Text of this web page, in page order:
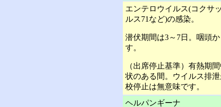
エンテロウイルス(コクサ
ルス71など)の感染。
潜伏期間は3～7日。咽頭
す。
（出席停止基準）有熱期
状のある間。ウイルス排
校停止は無意味です。
ヘルパンギーナ